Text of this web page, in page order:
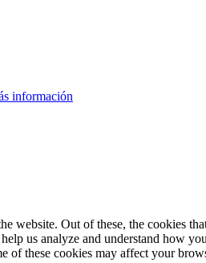
información
Out of these, the cookies
us analyze and understand how
of these cookies may affect your